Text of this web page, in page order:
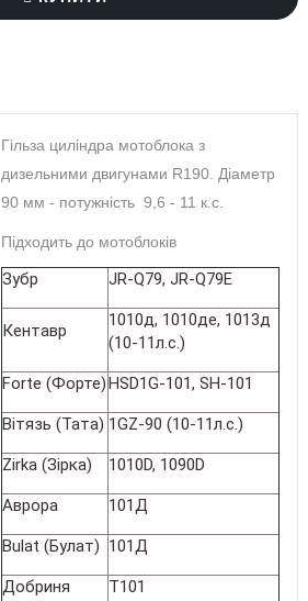
Гільза циліндра мотоблока з
дизельними двигунами R190. Діаметр
90 мм - потужність 9,6 - 11 к.с.
Підходить до мотоблоків
Зубр JR-Q79, JR-Q79E
Кентавр
1010д, 1010де, 1013д
(10-11л.с.)
Forte (Форте)HSD1G-101, SH-101
Вітязь (Тата) 1GZ-90 (10-11л.с.)
Zirka (Зірка) 1010D, 1090D
Аврора 101Д
Bulat (Булат) 101Д
Добриня T101